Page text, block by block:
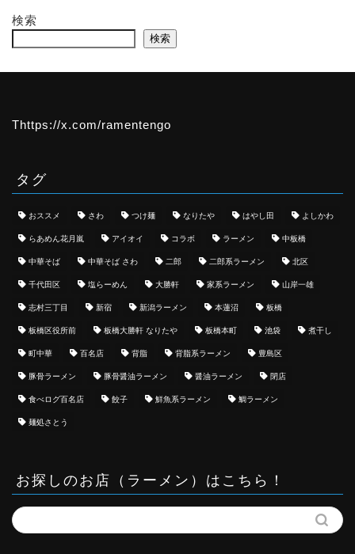
検索
検索
Thttps://x.com/ramentengo
タグ
おススメ さわ つけ麺 なりたや はやし田 よしかわ
らあめん花月嵐 アイオイ コラボ ラーメン 中板橋
中華そば 中華そば さわ 二郎 二郎系ラーメン 北区
千代田区 塩らーめん 大勝軒 家系ラーメン 山岸一雄
志村三丁目 新宿 新潟ラーメン 本蓮沼 板橋
板橋区役所前 板橋大勝軒 なりたや 板橋本町 池袋 煮干し
町中華 百名店 背脂 背脂系ラーメン 豊島区
豚骨ラーメン 豚骨醤油ラーメン 醤油ラーメン 閉店
食べログ百名店 餃子 鮮魚系ラーメン 鯛ラーメン
麺処さとう
お探しのお店（ラーメン）はこちら！